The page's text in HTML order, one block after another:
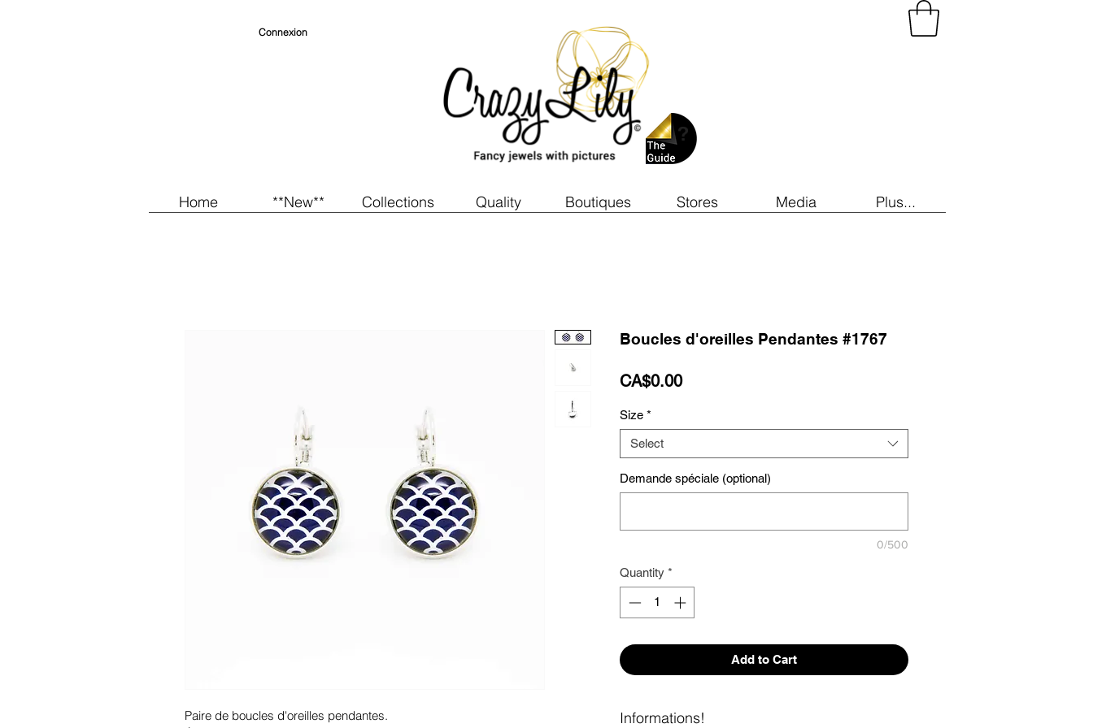
Home **New** Collections Quality Boutiques Stores Media Plus...
Connexion
Paire de boucles d'oreilles pendantes.
Boucles d'oreilles Pendantes #1767
CA$0.00Price
Size *
Select
Demande spéciale (optional)
0/500
Quantity *
Add to Cart
Informations!